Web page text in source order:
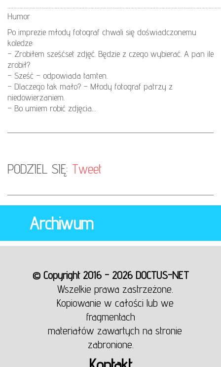
Humor
Po imprezie młody fotograf chwali się doświadczonemu
koledze:
– Zrobiłem sześćset zdjęć. Będzie z czego wybierać. A pan ile
zrobił?
– Sześć – odpowiada tamten.
– Dlaczego tak mało? – Młody fotograf patrzy z
niedowierzaniem.
– Bo umiem robić zdjęcia…
PODZIEL SIĘ: Tweet
Archiwum
© Copyright 2016 - 2026 DOCTUS-NET
Wszelkie prawa zastrzeżone.
Kopiowanie w całości lub we
fragmentach
materiałów zawartych na stronie
zabronione.